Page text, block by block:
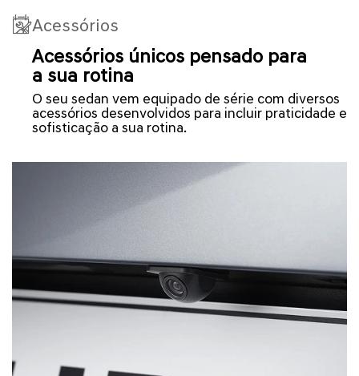
Acessórios
Acessórios únicos pensado para
a sua rotina
O seu sedan vem equipado de série com diversos
acessórios desenvolvidos para incluir praticidade e
sofisticação a sua rotina.